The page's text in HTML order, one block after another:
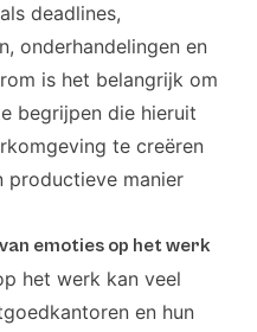
deadlines,
onderhandelingen en
is het belangrijk om
begrijpen die hieruit
te creëren
productieve manier
emoties op het werk
het werk kan veel
en hun